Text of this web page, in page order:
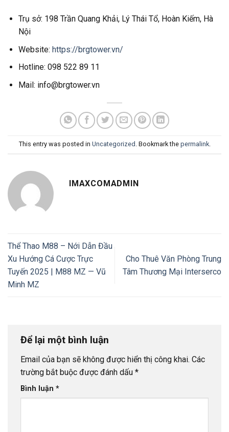
Trụ sở: 198 Trần Quang Khải, Lý Thái Tổ, Hoàn Kiếm, Hà
Nội
Website: https://brgtower.vn/
Hotline: 098 522 89 11
Mail: info@brgtower.vn
This entry was posted in Uncategorized . Bookmark the permalink.
IMAXCOMADMIN
Thể Thao M88 – Nới Dẫn Đầu
Xu Hướng Cá Cược Trực
Tuyến 2025 | M88 MZ — Vũ
Minh MZ
Cho Thuê Văn Phòng Trung
Tâm Thương Mại Interserco
Để lại một bình luận
Email của bạn sẽ không được hiển thị công khai. Các
trường bắt buộc được đánh dấu *
Bình luận *